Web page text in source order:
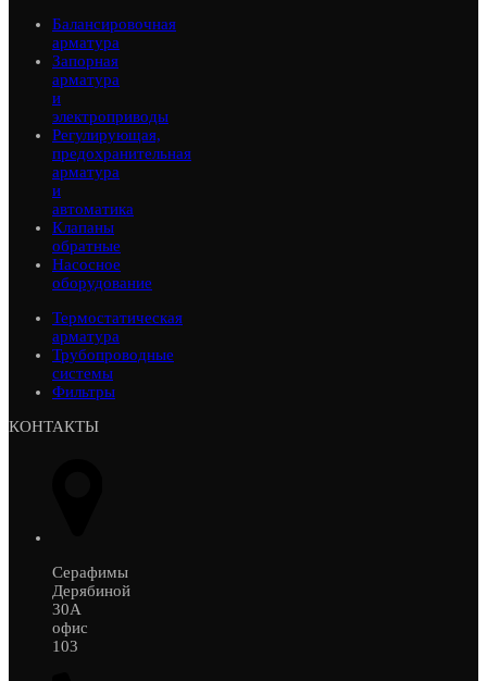
Балансировочная
арматура
Запорная
арматура
и
электроприводы
Регулирующая,
предохранительная
арматура
и
автоматика
Клапаны
обратные
Насосное
оборудование
Термостатическая
арматура
Трубопроводные
системы
Фильтры
КОНТАКТЫ
Серафимы
Дерябиной
30А
офис
103